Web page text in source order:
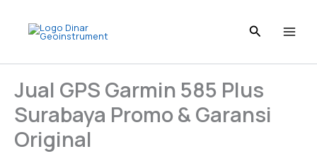
content
s
a
m
n
I
n
k
n
e
t
c
o
k
Jual GPS Garmin 585 Plus
Surabaya Promo & Garansi
Original